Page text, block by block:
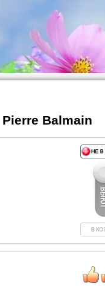
Balmain